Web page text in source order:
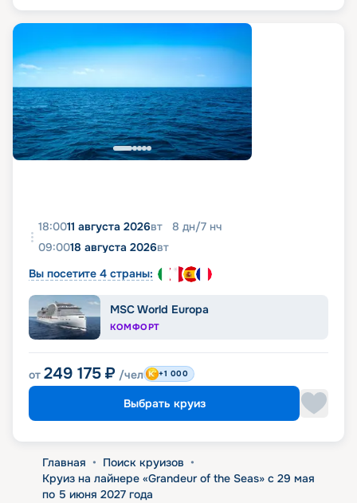
18:0011 августа 2026вт 8 дн/7 нч
09:0018 августа 2026вт
Вы посетите 4 страны:
MSC World Europa
КОМФОРТ
от 249 175 ₽ /чел +1 000
Выбрать круиз
Главная • Поиск круизов •
Круиз на лайнере «Grandeur of the Seas» с 29 мая
по 5 июня 2027 года